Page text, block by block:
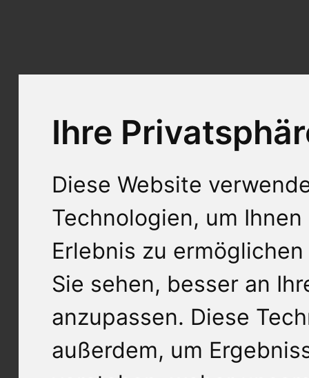
Ihre
Diese Website
Technologien, um
Erlebnis zu
Sie sehen, besser an
anzupassen. Diese
außerdem, um